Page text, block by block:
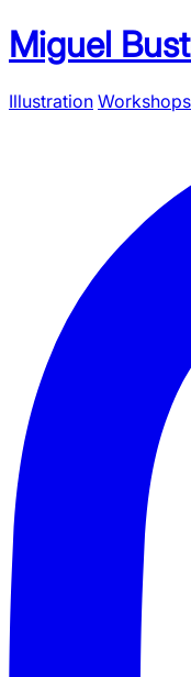
Miguel
Illustration Workshops